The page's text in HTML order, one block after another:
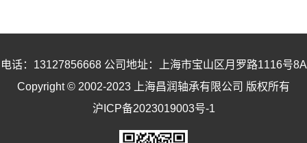
话：13127856668 公司地址：上海市宝山区月罗路1116号
Copyright © 2002-2023 上海昌润轴承有限公司 版权所有
沪ICP备2023019003号-1